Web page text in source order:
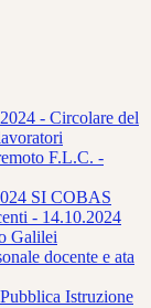
- Circolare del
F.L.C. -
SI COBAS
- 14.10.2024
Galilei
docente e ata
Istruzione